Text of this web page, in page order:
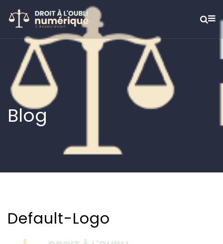
Blog
Default-Logo